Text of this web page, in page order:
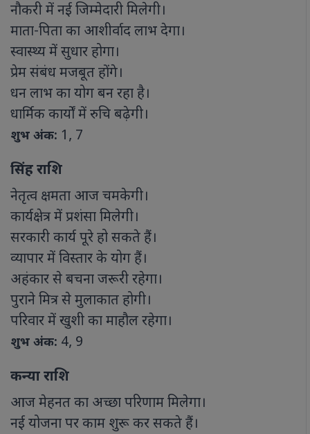
नौकरी में नई जिम्मेदारी मिलेगी।
माता-पिता का आशीर्वाद लाभ देगा।
स्वास्थ्य में सुधार होगा।
प्रेम संबंध मजबूत होंगे।
धन लाभ का योग बन रहा है।
धार्मिक कार्यों में रुचि बढ़ेगी।
शुभ अंक: 1, 7
सिंह राशि
नेतृत्व क्षमता आज चमकेगी।
कार्यक्षेत्र में प्रशंसा मिलेगी।
सरकारी कार्य पूरे हो सकते हैं।
व्यापार में विस्तार के योग हैं।
अहंकार से बचना जरूरी रहेगा।
पुराने मित्र से मुलाकात होगी।
परिवार में खुशी का माहौल रहेगा।
शुभ अंक: 4, 9
कन्या राशि
आज मेहनत का अच्छा परिणाम मिलेगा।
नई योजना पर काम शुरू कर सकते हैं।